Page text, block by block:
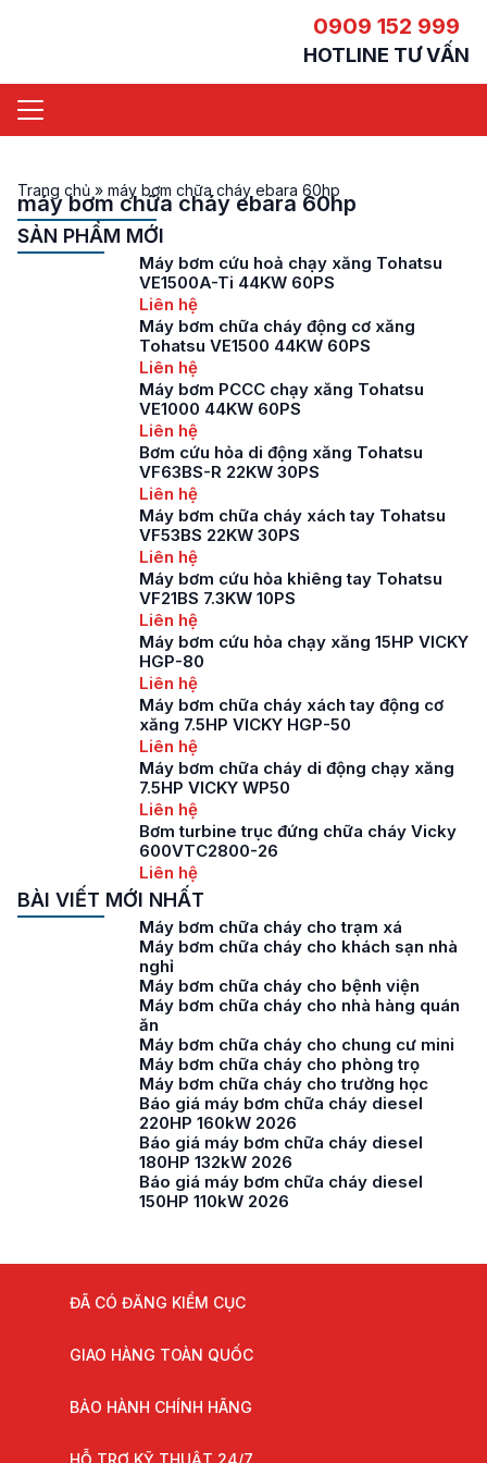
0909 152 999
HOTLINE TƯ VẤN
Trang chủ » máy bơm chữa cháy ebara 60hp
máy bơm chữa cháy ebara 60hp
SẢN PHẨM MỚI
Máy bơm cứu hoả chạy xăng Tohatsu
VE1500A-Ti 44KW 60PS
Liên hệ
Máy bơm chữa cháy động cơ xăng
Tohatsu VE1500 44KW 60PS
Liên hệ
Máy bơm PCCC chạy xăng Tohatsu
VE1000 44KW 60PS
Liên hệ
Bơm cứu hỏa di động xăng Tohatsu
VF63BS-R 22KW 30PS
Liên hệ
Máy bơm chữa cháy xách tay Tohatsu
VF53BS 22KW 30PS
Liên hệ
Máy bơm cứu hỏa khiêng tay Tohatsu
VF21BS 7.3KW 10PS
Liên hệ
Máy bơm cứu hỏa chạy xăng 15HP VICKY
HGP-80
Liên hệ
Máy bơm chữa cháy xách tay động cơ
xăng 7.5HP VICKY HGP-50
Liên hệ
Máy bơm chữa cháy di động chạy xăng
7.5HP VICKY WP50
Liên hệ
Bơm turbine trục đứng chữa cháy Vicky
600VTC2800-26
Liên hệ
BÀI VIẾT MỚI NHẤT
Máy bơm chữa cháy cho trạm xá
Máy bơm chữa cháy cho khách sạn nhà
nghỉ
Máy bơm chữa cháy cho bệnh viện
Máy bơm chữa cháy cho nhà hàng quán
ăn
Máy bơm chữa cháy cho chung cư mini
Máy bơm chữa cháy cho phòng trọ
Máy bơm chữa cháy cho trường học
Báo giá máy bơm chữa cháy diesel
220HP 160kW 2026
Báo giá máy bơm chữa cháy diesel
180HP 132kW 2026
Báo giá máy bơm chữa cháy diesel
150HP 110kW 2026
ĐÃ CÓ ĐĂNG KIỂM CỤC
GIAO HÀNG TOÀN QUỐC
BẢO HÀNH CHÍNH HÃNG
HỖ TRỢ KỸ THUẬT 24/7